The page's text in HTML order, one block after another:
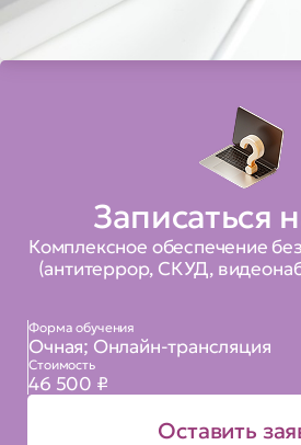
Записаться
Комплексное обеспечение
(антитеррор, СКУД,
Форма обучения
Очная; Онлайн-трансляция
Стоимость
46 500 ₽
Оставить